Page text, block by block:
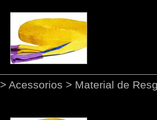
> Acessorios > Material de